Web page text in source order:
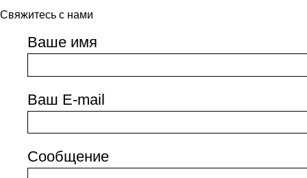
Свяжитесь с нами
Ваше имя
Ваш E-mail
Сообщение